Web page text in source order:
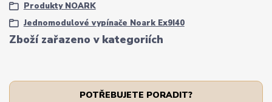
Zboží zařazeno v kategoriích
Produkty NOARK
Jednomodulové vypínače Noark Ex9I40
POTŘEBUJETE PORADIT?